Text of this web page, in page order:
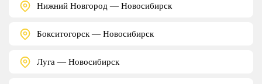
Нижний Новгород — Новосибирск
Бокситогорск — Новосибирск
Луга — Новосибирск